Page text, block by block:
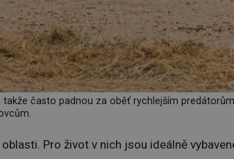
často padnou za oběť rychlejším
Pro život v nich jsou ideálně